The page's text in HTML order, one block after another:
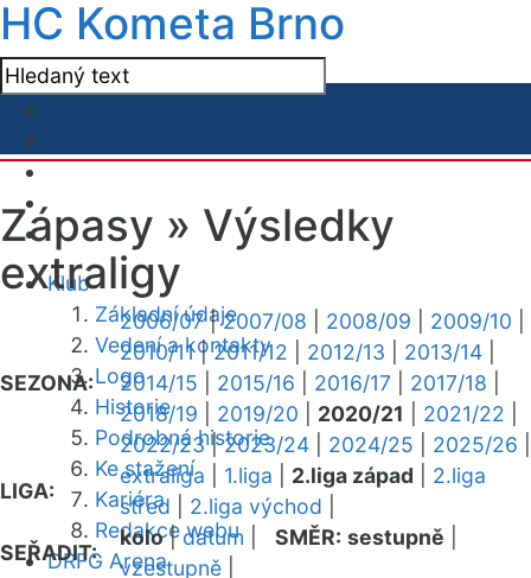
HC Kometa Brno
Klub
Základní údaje
Vedení a kontakty
Logo
Historie
Podrobná historie
Ke stažení
Kariéra
Redakce webu
DRFG Arena
Zápasy » Výsledky
extraligy
SEZONA:
2006/07|2007/08 2008/09 2009/10
2010/11|2011/12 2012/13 2013/14
2014/15
2015/16 2016/17 2017/18
2018/19
2019/20 2020/21 2021/22
2022/23|2023/24 2024/25 2025/26
LIGA:
extraliga 1.liga 2.liga západ
2.liga
střed
2.liga východ
SEŘADIT:
kolo|datum SMĚR: sestupně
vzestupně